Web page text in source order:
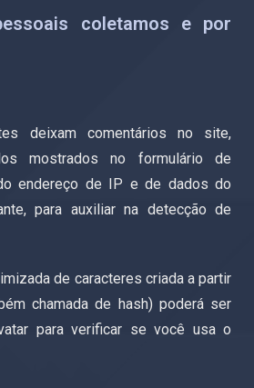
coletamos e por
deixam comentários no site,
mostrados no formulário de
endereço de IP e de dados do
para auxiliar na detecção de
de caracteres criada a partir
chamada de hash) poderá ser
para verificar se você usa o